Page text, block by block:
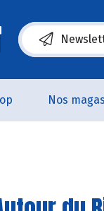
(s’ouvre dans
Nos